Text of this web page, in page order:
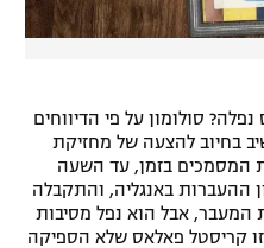
סולומון על פי הדיווחים
בחיוב להצעה של מחזיקת
המסמכים בזמן, עד השעה
ההעברות באנגליה, והתקבלה
המעבר, אבל הוא נפל מסיבות
קריסטל פאלאס שלא הספיקה